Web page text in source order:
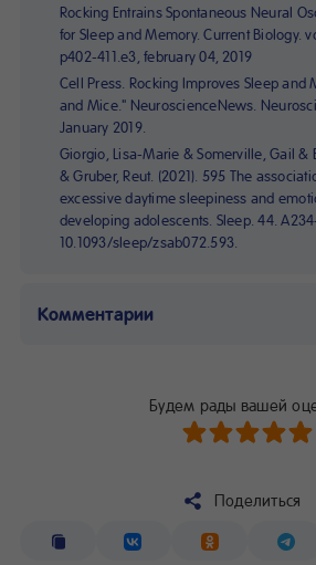
Rocking Entrains Spontaneous Neural
for Sleep and Memory. Current Biology.
p402-411.e3, february 04, 2019
Cell Press. Rocking Improves Sleep and
and Mice." NeuroscienceNews.
January 2019.
Giorgio, Lisa-Marie & Somerville, Gail &
& Gruber, Reut. (2021). 595 The
excessive daytime sleepiness and
developing adolescents. Sleep. 44.
10.1093/sleep/zsab072.593.
Комментарии
Будем рады вашей
Поделиться